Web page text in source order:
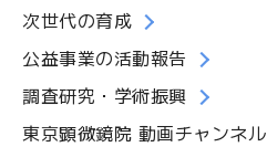
次世代の育成
公益事業の活動報告
調査研究・学術振興
東京顕微鏡院 動画チャンネル